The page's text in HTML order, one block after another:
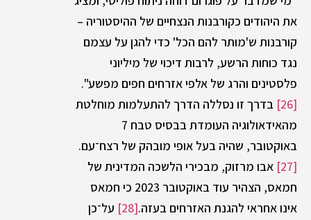
את היהודים כקורבנות הנצחיים של ההיסטוריה –
קורבנות ש'מותר להם הכל' כדי להגן על עצמם
נגד כוחות הרשע, לרבות דיכוי של מיליוני
פלסטינים והרג של אלפי אזרחים חפים מפשע".
בדרך זו נסללה הדרך להתעלמות מוחלטת
מהאידאולוגיה העומדת בבסיס טבח 7
באוקטובר, שהיה בעל אופי מובהק של רצח־עם.
אבו מרזוק, מבכירי הלשכה המדינית של
חמאס, הצהיר עוד באוקטובר 2023 כי חמאס
אינו אחראי להגנת האזרחים בעזה.[28]
על־כן